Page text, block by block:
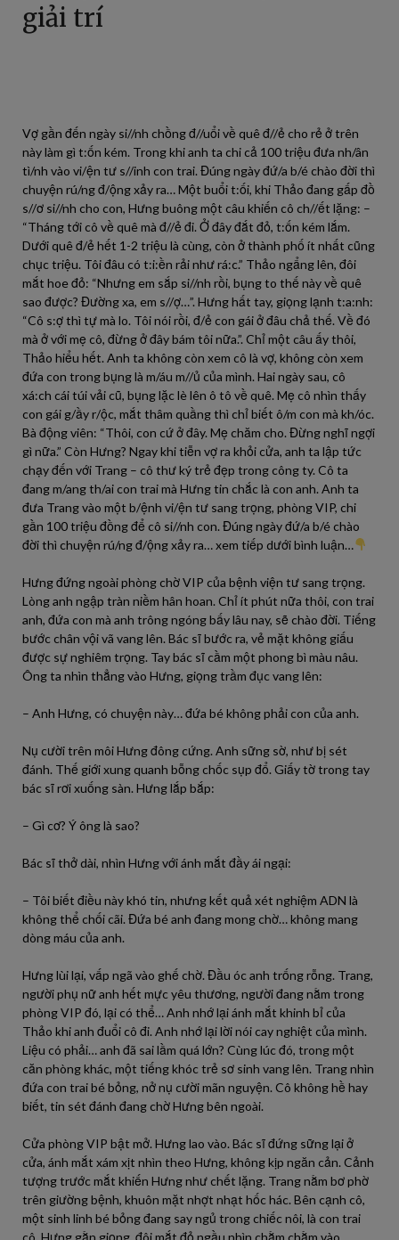
giải trí
Vợ gần đến ngày si//nh chồng đ//uổi về quê đ//ẻ cho rẻ ở trên
này làm gì t:ốn kém. Trong khi anh ta chi cả 100 triệu đưa nh/ân
tì/nh vào vi/ện tư s//inh con trai. Đúng ngày đứ/a b/é chào đời thì
chuyện rú/ng đ/ộng xảy ra… Một buổi t:ối, khi Thảo đang gấp đồ
s//ơ si//nh cho con, Hưng buông một câu khiến cô ch//ết lặng: –
“Tháng tới cô về quê mà đ//ẻ đi. Ở đây đắt đỏ, t:ốn kém lắm.
Dưới quê đ/ẻ hết 1-2 triệu là cùng, còn ở thành phố ít nhất cũng
chục triệu. Tôi đâu có t:i:ền rải như rá:c.” Thảo ngẩng lên, đôi
mắt hoe đỏ: “Nhưng em sắp si//nh rồi, bụng to thế này về quê
sao được? Đường xa, em s//ợ…”. Hưng hất tay, giọng lạnh t:a:nh:
“Cô s:ợ thì tự mà lo. Tôi nói rồi, đ/ẻ con gái ở đâu chả thế. Về đó
mà ở với mẹ cô, đừng ở đây bám tôi nữa.”. Chỉ một câu ấy thôi,
Thảo hiểu hết. Anh ta không còn xem cô là vợ, không còn xem
đứa con trong bụng là m/áu m//ủ của mình. Hai ngày sau, cô
xá:ch cái túi vải cũ, bụng lặc lè lên ô tô về quê. Mẹ cô nhìn thấy
con gái g/ầy r/ộc, mắt thâm quầng thì chỉ biết ô/m con mà kh/óc.
Bà động viên: “Thôi, con cứ ở đây. Mẹ chăm cho. Đừng nghĩ ngợi
gì nữa.” Còn Hưng? Ngay khi tiễn vợ ra khỏi cửa, anh ta lập tức
chạy đến với Trang – cô thư ký trẻ đẹp trong công ty. Cô ta
đang m/ang th/ai con trai mà Hưng tin chắc là con anh. Anh ta
đưa Trang vào một b/ệnh vi/ện tư sang trọng, phòng VIP, chi
gần 100 triệu đồng để cô si//nh con. Đúng ngày đứ/a b/é chào
đời thì chuyện rú/ng đ/ộng xảy ra… xem tiếp dưới bình luận…
Hưng đứng ngoài phòng chờ VIP của bệnh viện tư sang trọng.
Lòng anh ngập tràn niềm hân hoan. Chỉ ít phút nữa thôi, con trai
anh, đứa con mà anh trông ngóng bấy lâu nay, sẽ chào đời. Tiếng
bước chân vội vã vang lên. Bác sĩ bước ra, vẻ mặt không giấu
được sự nghiêm trọng. Tay bác sĩ cầm một phong bì màu nâu.
Ông ta nhìn thẳng vào Hưng, giọng trầm đục vang lên:
– Anh Hưng, có chuyện này… đứa bé không phải con của anh.
Nụ cười trên môi Hưng đông cứng. Anh sững sờ, như bị sét
đánh. Thế giới xung quanh bỗng chốc sụp đổ. Giấy tờ trong tay
bác sĩ rơi xuống sàn. Hưng lắp bắp:
– Gì cơ? Ý ông là sao?
Bác sĩ thở dài, nhìn Hưng với ánh mắt đầy ái ngại:
– Tôi biết điều này khó tin, nhưng kết quả xét nghiệm ADN là
không thể chối cãi. Đứa bé anh đang mong chờ… không mang
dòng máu của anh.
Hưng lùi lại, vấp ngã vào ghế chờ. Đầu óc anh trống rỗng. Trang,
người phụ nữ anh hết mực yêu thương, người đang nằm trong
phòng VIP đó, lại có thể… Anh nhớ lại ánh mắt khinh bỉ của
Thảo khi anh đuổi cô đi. Anh nhớ lại lời nói cay nghiệt của mình.
Liệu có phải… anh đã sai lầm quá lớn? Cùng lúc đó, trong một
căn phòng khác, một tiếng khóc trẻ sơ sinh vang lên. Trang nhìn
đứa con trai bé bỏng, nở nụ cười mãn nguyện. Cô không hề hay
biết, tin sét đánh đang chờ Hưng bên ngoài.
Cửa phòng VIP bật mở. Hưng lao vào. Bác sĩ đứng sững lại ở
cửa, ánh mắt xám xịt nhìn theo Hưng, không kịp ngăn cản. Cảnh
tượng trước mắt khiến Hưng như chết lặng. Trang nằm bơ phờ
trên giường bệnh, khuôn mặt nhợt nhạt hốc hác. Bên cạnh cô,
một sinh linh bé bỏng đang say ngủ trong chiếc nôi, là con trai
cô. Hưng gằn giọng, đôi mắt đỏ ngầu nhìn chằm chằm vào